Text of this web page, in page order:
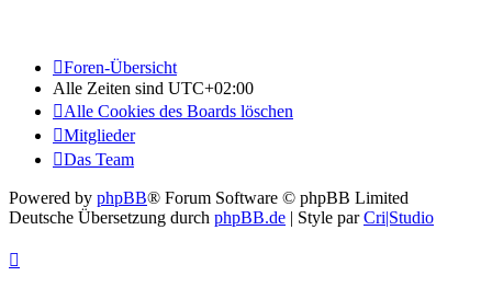
Foren-Übersicht
Alle Zeiten sind UTC+02:00
Alle Cookies des Boards löschen
Mitglieder
Das Team
Powered by phpBB® Forum Software © phpBB Limited
Deutsche Übersetzung durch phpBB.de | Style parCri|Studio